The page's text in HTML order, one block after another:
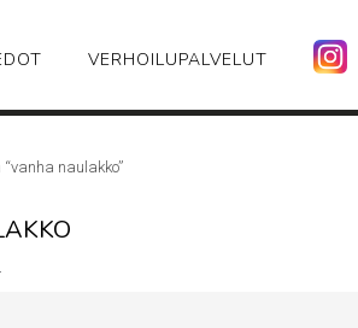
VERHOILUPALVELUT
naulakko”